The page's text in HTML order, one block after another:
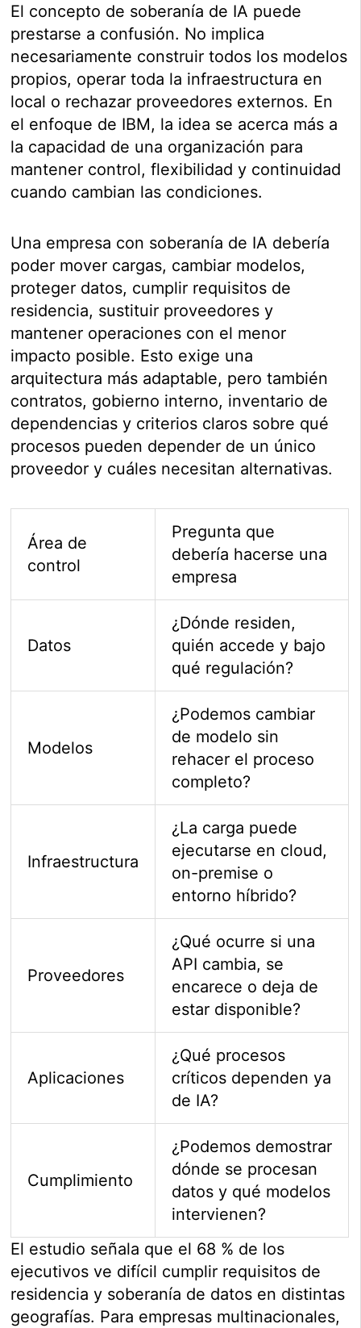
El concepto de soberanía de IA puede
prestarse a confusión. No implica
necesariamente construir todos los modelos
propios, operar toda la infraestructura en
local o rechazar proveedores externos. En
el enfoque de IBM, la idea se acerca más a
la capacidad de una organización para
mantener control, flexibilidad y continuidad
cuando cambian las condiciones.
Una empresa con soberanía de IA debería
poder mover cargas, cambiar modelos,
proteger datos, cumplir requisitos de
residencia, sustituir proveedores y
mantener operaciones con el menor
impacto posible. Esto exige una
arquitectura más adaptable, pero también
contratos, gobierno interno, inventario de
dependencias y criterios claros sobre qué
procesos pueden depender de un único
proveedor y cuáles necesitan alternativas.
Área de
control
Pregunta que
debería hacerse una
empresa
Datos
¿Dónde residen,
quién accede y bajo
qué regulación?
Modelos
¿Podemos cambiar
de modelo sin
rehacer el proceso
completo?
Infraestructura
¿La carga puede
ejecutarse en cloud,
on-premise o
entorno híbrido?
Proveedores
¿Qué ocurre si una
API cambia, se
encarece o deja de
estar disponible?
Aplicaciones
¿Qué procesos
críticos dependen ya
de IA?
Cumplimiento
¿Podemos demostrar
dónde se procesan
datos y qué modelos
intervienen?
El estudio señala que el 68 % de los
ejecutivos ve difícil cumplir requisitos de
residencia y soberanía de datos en distintas
geografías. Para empresas multinacionales,